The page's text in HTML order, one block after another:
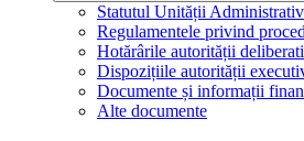
Statutul Unității
Regulamentele privind
Hotărârile autorității
Dispozițiile autorității
Documente și informații
Alte documente